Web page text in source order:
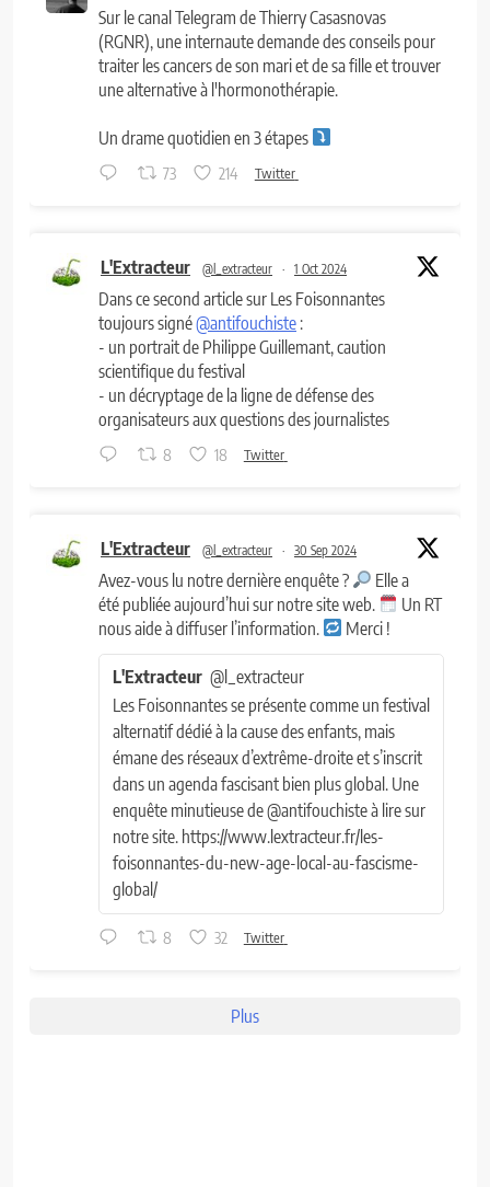
Sur le canal Telegram de Thierry Casasnovas
(RGNR), une internaute demande des conseils pour
traiter les cancers de son mari et de sa fille et trouver
une alternative à l'hormonothérapie.
Un drame quotidien en 3 étapes
73 214 Twitter
L'Extracteur @l_extracteur · 1 Oct 2024
Dans ce second article sur Les Foisonnantes
toujours signé@antifouchiste :
- un portrait de Philippe Guillemant, caution
scientifique du festival
- un décryptage de la ligne de défense des
organisateurs aux questions des journalistes
8 18 Twitter
L'Extracteur @l_extracteur · 30 Sep 2024
Avez-vous lu notre dernière enquête ?
Elle a
été publiée aujourd’hui sur notre site web.
Un RT
nous aide à diffuser l’information.
Merci !
L'Extracteur @l_extracteur
Les Foisonnantes se présente comme un festival
alternatif dédié à la cause des enfants, mais
émane des réseaux d’extrême-droite et s’inscrit
dans un agenda fascisant bien plus global. Une
enquête minutieuse de @antifouchiste à lire sur
notre site. https://www.lextracteur.fr/les-
foisonnantes-du-new-age-local-au-fascisme-
global/
8 32 Twitter
Plus